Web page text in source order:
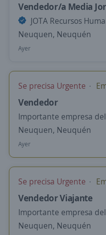
Vendedor/a Media
JOTA Recursos
Neuquen, Neuquén
Ayer
Se precisa Urgente
Vendedor
Importante empresa
Neuquen, Neuquén
Ayer
Se precisa Urgente
Vendedor Viajante
Importante empresa
Neuquen, Neuquén